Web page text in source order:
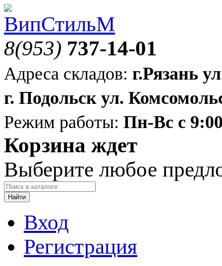
8(953) 737-14-01
Адреса складов: г.Рязань
г. Подольск ул.
Режим работы: Пн-Вс с
Корзина ждет
Выберите любое
Найти
Вход
Регистрация